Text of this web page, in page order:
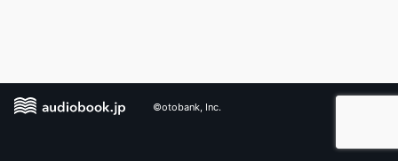
©otobank, Inc.